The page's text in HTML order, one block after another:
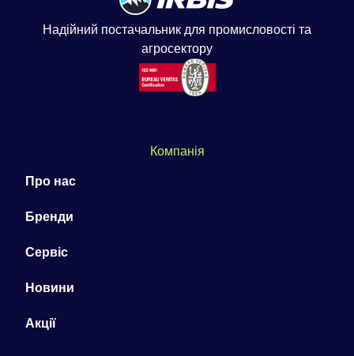
Надійний постачальник для промисловості та
агросектору
Компанія
Про нас
Бренди
Сервіс
Новини
Акції